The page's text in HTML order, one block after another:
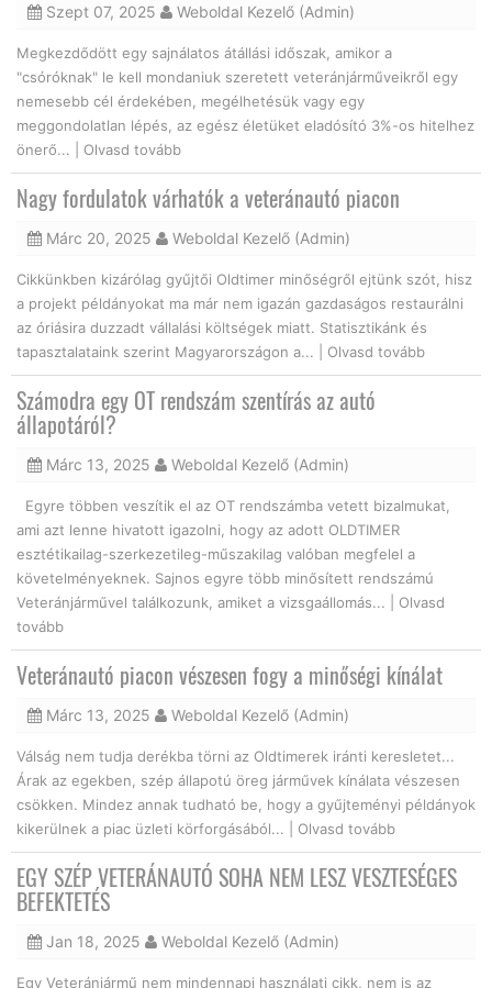
Szept 07, 2025 Weboldal Kezelő (Admin)
Megkezdődött egy sajnálatos átállási időszak, amikor a
"csóróknak" le kell mondaniuk szeretett veteránjárműveikről egy
nemesebb cél érdekében, megélhetésük vagy egy
meggondolatlan lépés, az egész életüket eladósító 3%-os hitelhez
önerő... | Olvasd tovább
Nagy fordulatok várhatók a veteránautó piacon
Márc 20, 2025 Weboldal Kezelő (Admin)
Cikkünkben kizárólag gyűjtői Oldtimer minőségről ejtünk szót, hisz
a projekt példányokat ma már nem igazán gazdaságos restaurálni
az óriásira duzzadt vállalási költségek miatt. Statisztikánk és
tapasztalataink szerint Magyarországon a... | Olvasd tovább
Számodra egy OT rendszám szentírás az autó
állapotáról?
Márc 13, 2025 Weboldal Kezelő (Admin)
Egyre többen veszítik el az OT rendszámba vetett bizalmukat,
ami azt lenne hivatott igazolni, hogy az adott OLDTIMER
esztétikailag-szerkezetileg-műszakilag valóban megfelel a
követelményeknek. Sajnos egyre több minősített rendszámú
Veteránjárművel találkozunk, amiket a vizsgaállomás... | Olvasd
tovább
Veteránautó piacon vészesen fogy a minőségi kínálat
Márc 13, 2025 Weboldal Kezelő (Admin)
Válság nem tudja derékba törni az Oldtimerek iránti keresletet...
Árak az egekben, szép állapotú öreg járművek kínálata vészesen
csökken. Mindez annak tudható be, hogy a gyűjteményi példányok
kikerülnek a piac üzleti körforgásából... | Olvasd tovább
EGY SZÉP VETERÁNAUTÓ SOHA NEM LESZ VESZTESÉGES
BEFEKTETÉS
Jan 18, 2025 Weboldal Kezelő (Admin)
Egy Veteránjármű nem mindennapi használati cikk, nem is az